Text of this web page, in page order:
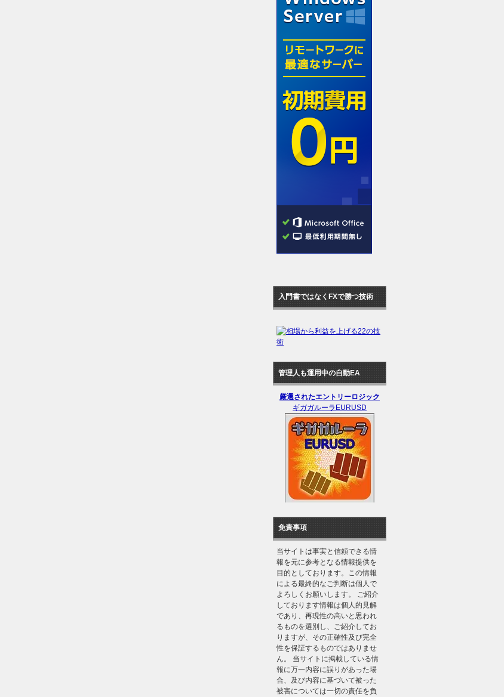
入門書ではなくFXで勝つ技術
管理人も運用中の自動EA
厳選されたエントリーロジック
ギガガルーラEURUSD
免責事項
当サイトは事実と信頼できる情
報を元に参考となる情報提供を
目的としております。この情報
による最終的なご判断は個人で
よろしくお願いします。 ご紹介
しております情報は個人的見解
であり、再現性の高いと思われ
るものを選別し、ご紹介してお
りますが、その正確性及び完全
性を保証するものではありませ
ん。 当サイトに掲載している情
報に万一内容に誤りがあった場
合、及び内容に基づいて被った
被害については一切の責任を負